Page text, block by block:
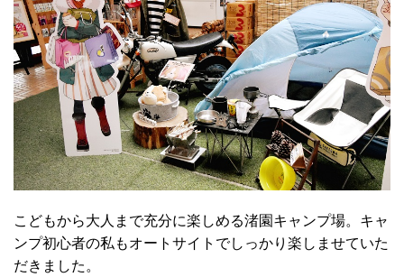
こどもから大人まで充分に楽しめる渚園キャンプ場。キャ
ンプ初心者の私もオートサイトでしっかり楽しませていた
だきました。